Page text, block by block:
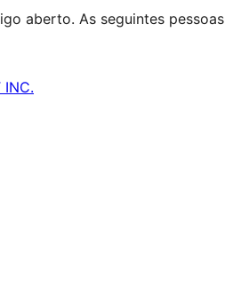
aberto. As seguintes pessoas
INC.